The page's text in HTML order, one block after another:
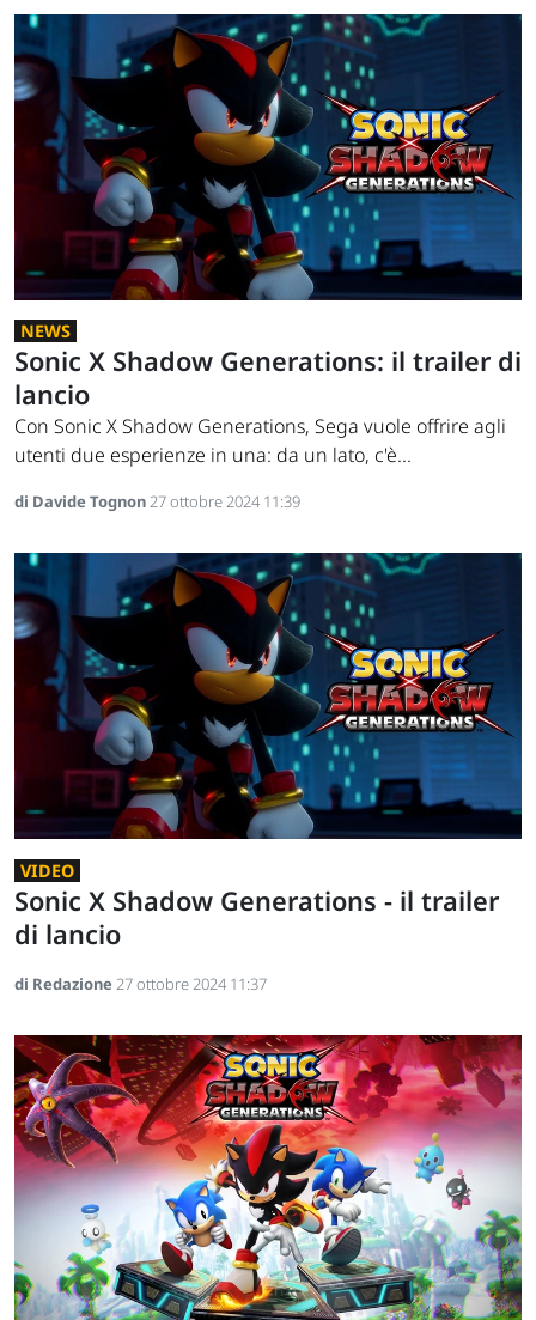
NEWS
Sonic X Shadow Generations: il trailer di
lancio
Con Sonic X Shadow Generations, Sega vuole offrire agli
utenti due esperienze in una: da un lato, c'è...
di Davide Tognon27 ottobre 2024 11:39
VIDEO
Sonic X Shadow Generations - il trailer
di lancio
di Redazione27 ottobre 2024 11:37